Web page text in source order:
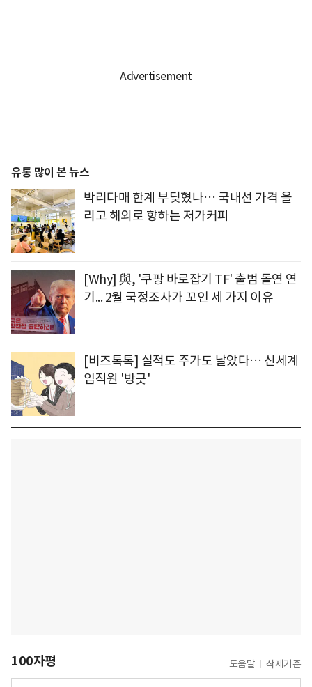
유통 많이 본 뉴스
박리다매 한계 부딪혔나… 국내선 가격 올
리고 해외로 향하는 저가커피
[Why] 與, '쿠팡 바로잡기 TF' 출범 돌연 연
기... 2월 국정조사가 꼬인 세 가지 이유
[비즈톡톡] 실적도 주가도 날았다… 신세계
임직원 '방긋'
100자평 도움말 삭제기준